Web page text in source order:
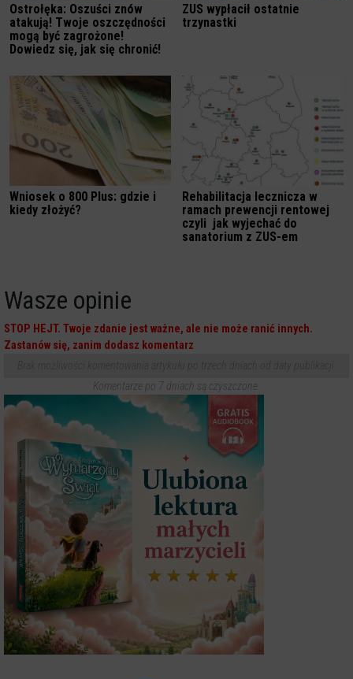
Ostrołęka: Oszuści znów
atakują! Twoje oszczędności
mogą być zagrożone!
Dowiedz się, jak się chronić!
ZUS wypłacił ostatnie
trzynastki
Wniosek o 800 Plus: gdzie i
kiedy złożyć?
Rehabilitacja lecznicza w
ramach prewencji rentowej
czyli jak wyjechać do
sanatorium z ZUS-em
Wasze opinie
STOP HEJT. Twoje zdanie jest ważne, ale nie może ranić innych.
Zastanów się, zanim dodasz komentarz
Komentarze po 7 dniach są czyszczone.